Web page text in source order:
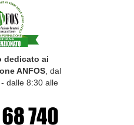
dedicato ai
ANFOS , dal
dalle 8:30 alle